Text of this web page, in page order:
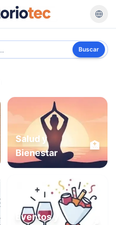
Buscar
Salud y
Bienestar
🏥
Eventos y